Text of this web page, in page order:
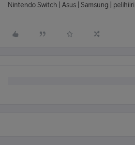
Nintendo Switch | Asus | Samsung |